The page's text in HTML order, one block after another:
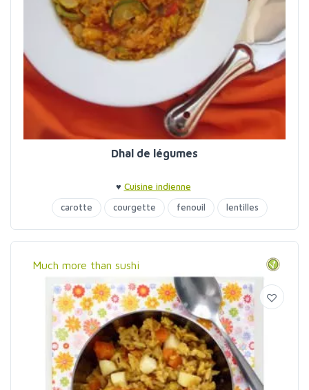
Dhal de légumes
♥ Cuisine indienne
carotte
courgette fenouil lentilles
poireaux
Much more than sushi